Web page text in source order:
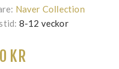
Naver Collection
8-12 veckor
KR